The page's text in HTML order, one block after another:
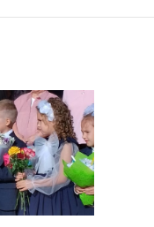
ДУХОВЕНСТВО
ХРАМЫ И МОНАСТЫРИ
МАТЕРИАЛЫ
КОНТАКТЫ/